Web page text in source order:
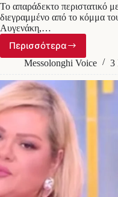
Το απαράδεκτο περιστατικό
διεγραμμένο από το κόμμα
Αυγενάκη,…
Περισσότερα
Λευτέρης
Αυγενάκης:
βίντεο
διάρκειας
τουλάχιστον
επτά
λεπτών,
δεν
ήταν
μόνο
η
χειροδικία
Messolonghi Voice 3